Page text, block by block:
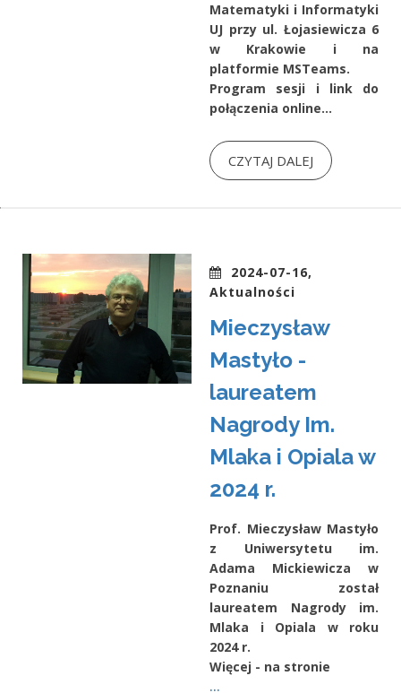
Matematyki i Informatyki
UJ przy ul. Łojasiewicza 6
w Krakowie i na
platformie MSTeams.
Program sesji i link do
połączenia online...
CZYTAJ DALEJ
2024-07-16,
Aktualności
Mieczysław
Mastyło -
laureatem
Nagrody Im.
Mlaka i Opiala w
2024 r.
Prof. Mieczysław Mastyło
z Uniwersytetu im.
Adama Mickiewicza w
Poznaniu został
laureatem Nagrody im.
Mlaka i Opiala w roku
2024 r.
Więcej - na stronie
...